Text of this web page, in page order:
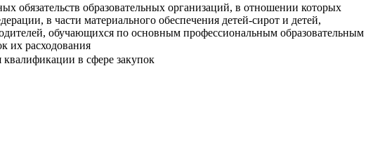
обязательств образовательных организаций, в отношении которых
в части материального обеспечения детей-сирот и детей,
обучающихся по основным профессиональным образовательным
их расходования
в сфере закупок